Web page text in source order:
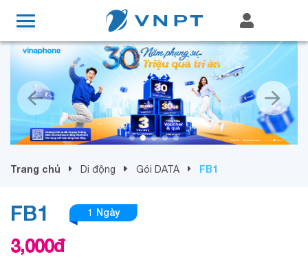
Trang chủ Di động Gói DATA FB1
FB1 1 Ngày
3,000đ